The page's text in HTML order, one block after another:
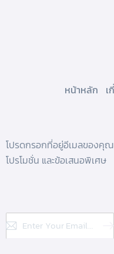
หน้าหลัก เ
โปรดกรอกที่อยู่อีเมลของคุณ
โปรโมชั่น และข้อเสนอพิเศษ